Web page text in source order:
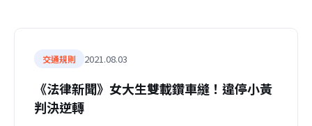
交通規則 2021.08.03
《法律新聞》女大生雙載鑽車縫！違停小黃
判決逆轉